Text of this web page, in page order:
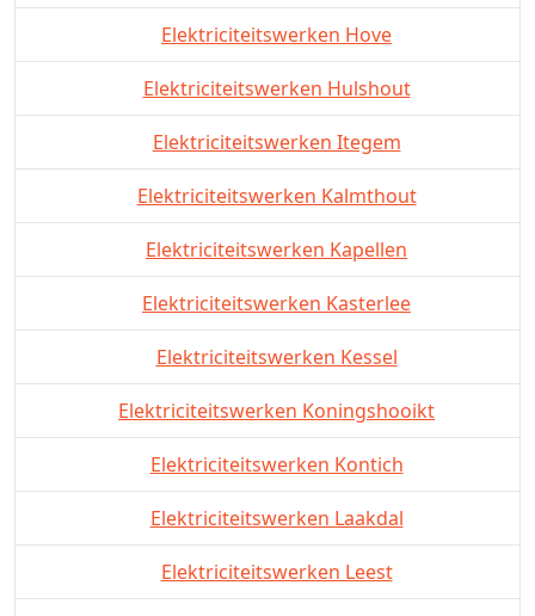
Elektriciteitswerken Hove
Elektriciteitswerken Hulshout
Elektriciteitswerken Itegem
Elektriciteitswerken Kalmthout
Elektriciteitswerken Kapellen
Elektriciteitswerken Kasterlee
Elektriciteitswerken Kessel
Elektriciteitswerken Koningshooikt
Elektriciteitswerken Kontich
Elektriciteitswerken Laakdal
Elektriciteitswerken Leest